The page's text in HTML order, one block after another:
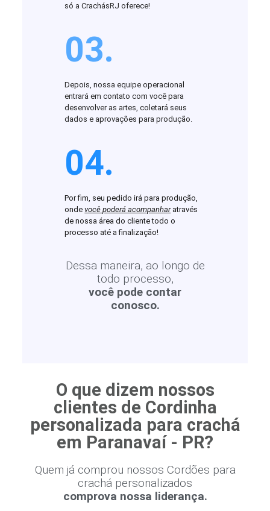
só a CrachásRJ oferece!
03.
Depois, nossa equipe operacional
entrará em contato com você para
desenvolver as artes, coletará seus
dados e aprovações para produção.
04.
Por fim, seu pedido irá para produção,
ondevocê poderá acompanharatravés
de nossa área do cliente todo o
processo até a finalização!
Dessa maneira, ao longo de
todo processo,
você pode contar
conosco.
O que dizem nossos
clientes de Cordinha
personalizada para crachá
em Paranavaí - PR?
Quem já comprou nossos Cordões para
crachá personalizados
comprova nossa liderança.